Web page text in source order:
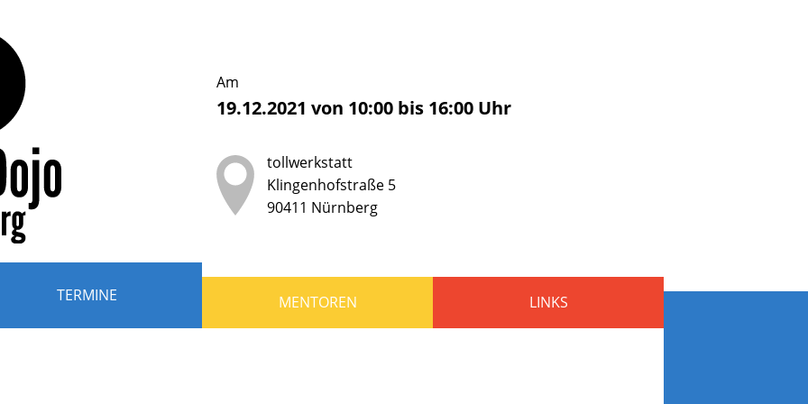
Am
19.12.2021 von 10:00 bis 16:00 Uhr
tollwerkstatt
Klingenhofstraße 5
90411 Nürnberg
TERMINE MENTOREN LINKS